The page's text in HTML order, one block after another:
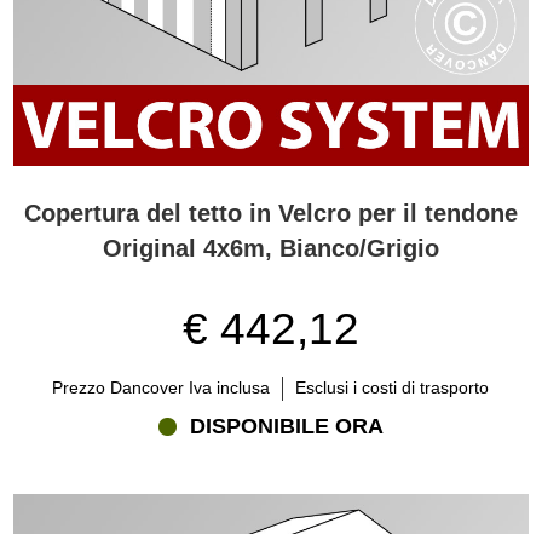
Copertura del tetto in Velcro per il tendone
Original 4x6m, Bianco/Grigio
€ 442,12
Prezzo Dancover Iva inclusa Esclusi i costi di trasporto
DISPONIBILE ORA